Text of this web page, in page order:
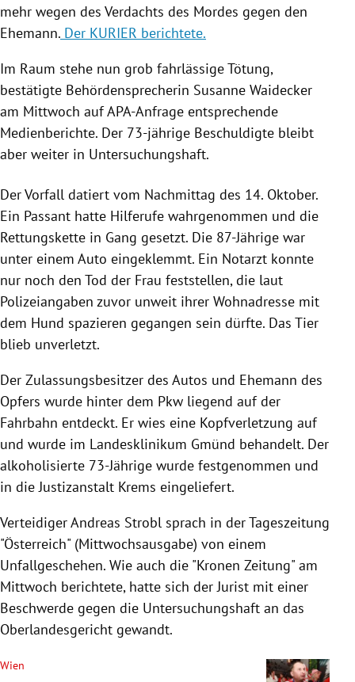
mehr wegen des Verdachts des Mordes gegen den
Ehemann. Der KURIER berichtete.
Im Raum stehe nun grob fahrlässige Tötung,
bestätigte Behördensprecherin Susanne Waidecker
am Mittwoch auf APA-Anfrage entsprechende
Medienberichte. Der 73-jährige Beschuldigte bleibt
aber weiter in Untersuchungshaft.
Der Vorfall datiert vom Nachmittag des 14. Oktober.
Ein Passant hatte Hilferufe wahrgenommen und die
Rettungskette in Gang gesetzt. Die 87-Jährige war
unter einem Auto eingeklemmt. Ein Notarzt konnte
nur noch den Tod der Frau feststellen, die laut
Polizeiangaben zuvor unweit ihrer Wohnadresse mit
dem Hund spazieren gegangen sein dürfte. Das Tier
blieb unverletzt.
Der Zulassungsbesitzer des Autos und Ehemann des
Opfers wurde hinter dem Pkw liegend auf der
Fahrbahn entdeckt. Er wies eine Kopfverletzung auf
und wurde im Landesklinikum Gmünd behandelt. Der
alkoholisierte 73-Jährige wurde festgenommen und
in die Justizanstalt Krems eingeliefert.
Verteidiger Andreas Strobl sprach in der Tageszeitung
"Österreich" (Mittwochsausgabe) von einem
Unfallgeschehen. Wie auch die "Kronen Zeitung" am
Mittwoch berichtete, hatte sich der Jurist mit einer
Beschwerde gegen die Untersuchungshaft an das
Oberlandesgericht gewandt.
Wien